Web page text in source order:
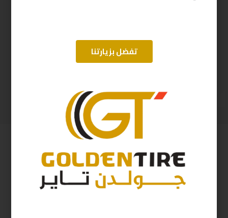
( شامل الضريبة ) 632ر.س 569
تفضل بزيارتنا